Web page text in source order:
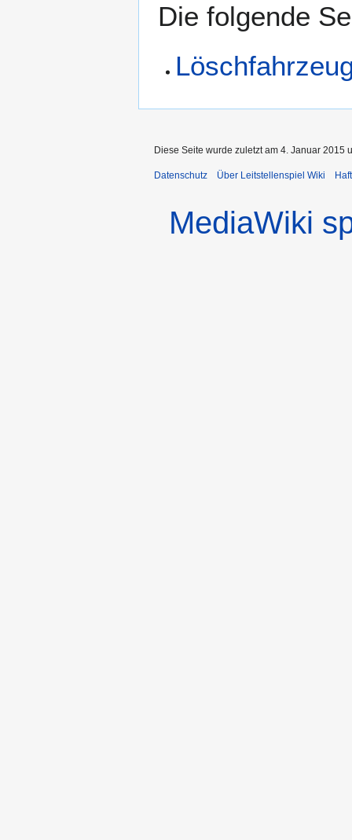
Die folgende
Diese Seite wurde zuletzt am 4. Januar 2015
Datenschutz Über Leitstellenspiel Wiki
MediaWiki